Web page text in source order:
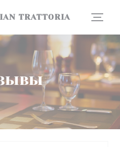
TRATTORIA